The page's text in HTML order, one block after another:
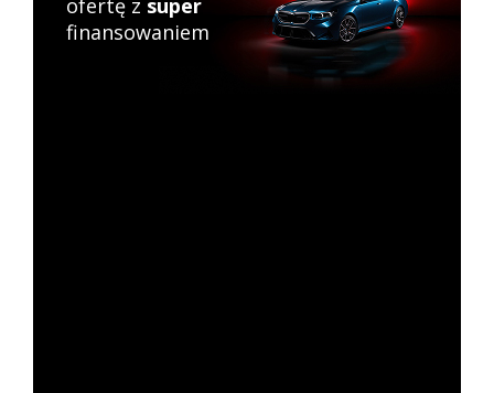
ofertę z super
finansowaniem